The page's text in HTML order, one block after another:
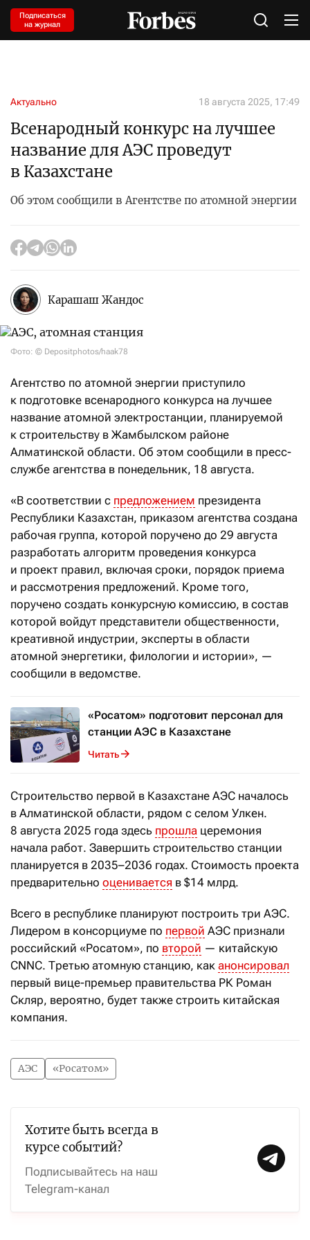
Подписаться
на журнал
Актуально 18 августа 2025, 17:49
Всенародный конкурс на лучшее
название для АЭС проведут
в Казахстане
Об этом сообщили в Агентстве по атомной энергии
Карашаш Жандос
Фото: © Depositphotos/haak78
Агентство по атомной энергии приступило
к подготовке всенародного конкурса на лучшее
название атомной электростанции, планируемой
к строительству в Жамбылском районе
Алматинской области. Об этом сообщили в пресс-
службе агентства в понедельник, 18 августа.
«В соответствии с предложением президента
Республики Казахстан, приказом агентства создана
рабочая группа, которой поручено до 29 августа
разработать алгоритм проведения конкурса
и проект правил, включая сроки, порядок приема
и рассмотрения предложений. Кроме того,
поручено создать конкурсную комиссию, в состав
которой войдут представители общественности,
креативной индустрии, эксперты в области
атомной энергетики, филологии и истории», —
сообщили в ведомстве.
«Росатом» подготовит персонал для
станции АЭС в Казахстане
Читать
Строительство первой в Казахстане АЭС началось
в Алматинской области, рядом с селом Улкен.
8 августа 2025 года здесь прошла церемония
начала работ. Завершить строительство станции
планируется в 2035–2036 годах. Стоимость проекта
предварительно оценивается в $14 млрд.
Всего в республике планируют построить три АЭС.
Лидером в консорциуме по первой АЭС признали
российский «Росатом», по второй — китайскую
CNNC. Третью атомную станцию, как анонсировал
первый вице-премьер правительства РК Роман
Скляр, вероятно, будет также строить китайская
компания.
АЭС «Росатом»
Хотите быть всегда в
курсе событий?
Подписывайтесь на наш
Telegram-канал